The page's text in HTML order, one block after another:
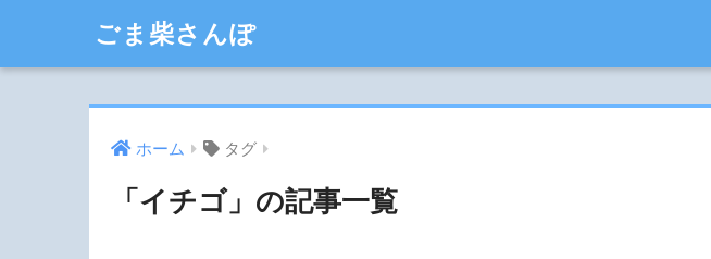
ごま柴さんぽ
ホーム タグ
「イチゴ」の記事一覧